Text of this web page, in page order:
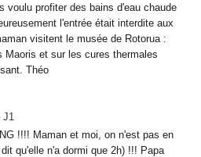
voulu profiter des bains d'eau chaude
l'entrée était interdite aux
visitent le musée de Rotorua :
Maoris et sur les cures thermales
Théo
!!!! Maman et moi, on n'est pas en
qu'elle n'a dormi que 2h) !!! Papa